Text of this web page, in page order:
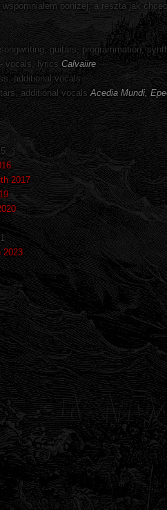
poniżej, a reszta jak
guitars, programmation,
vocals, lyrics Calvaiire
additional vocals
additional vocalsAcedia Mundi,
2017
2023